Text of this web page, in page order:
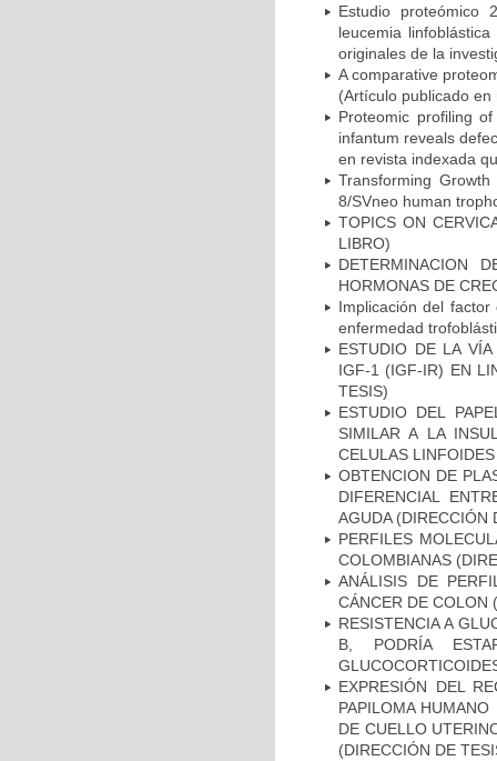
Estudio proteómico
leucemia
originales de la
A comparative
(Artículo publicado
Proteomic profiling
infantum reveals
en revista indexada
Transforming
8/SVneo human
TOPICS ON
LIBRO)
DETERMINACION
HORMONAS DE
Implicación del
enfermedad
ESTUDIO DE LA VÍA
IGF-1 (IGF-IR) EN
TESIS)
ESTUDIO DEL
SIMILAR A LA
CELULAS
OBTENCION DE
DIFERENCIAL
AGUDA (DIRECCIÓN
PERFILES
COLOMBIANAS
ANÁLISIS DE
CÁNCER DE COLON
RESISTENCIA A
B, PODRÍA
EXPRESIÓN DEL
PAPILOMA
DE CUELLO
(DIRECCIÓN DE